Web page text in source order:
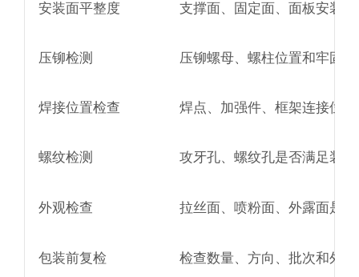
安装面平整度 支撑面、固定面、面板安装
压铆检测 压铆螺母、螺柱位置和牢固
焊接位置检查 焊点、加强件、框架连接位
螺纹检测 攻牙孔、螺纹孔是否满足装
外观检查 拉丝面、喷粉面、外露面是
包装前复检 检查数量、方向、批次和外